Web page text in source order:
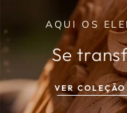
AQUI OS
Se
VER